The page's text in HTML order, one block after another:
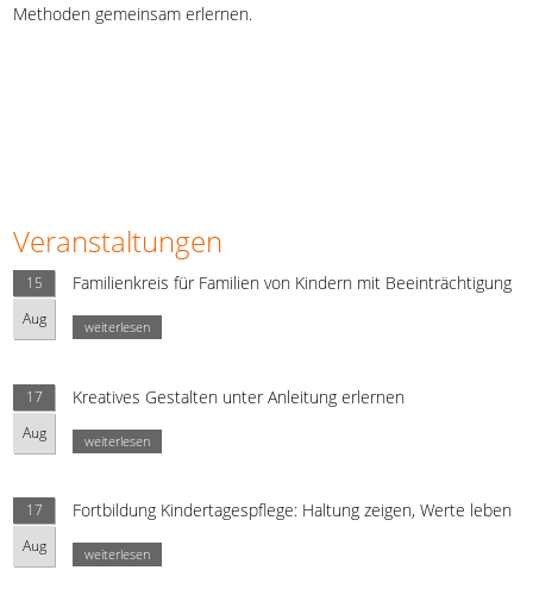
Methoden gemeinsam erlernen.
Veranstaltungen
15
Aug
Familienkreis für Familien von Kindern mit Beeinträchtigung
weiterlesen
17
Aug
Kreatives Gestalten unter Anleitung erlernen
weiterlesen
17
Aug
Fortbildung Kindertagespflege: Haltung zeigen, Werte leben
weiterlesen